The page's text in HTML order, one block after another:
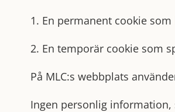
1. En permanent cookie
2. En temporär cookie som
På MLC:s webbplats
Ingen personlig